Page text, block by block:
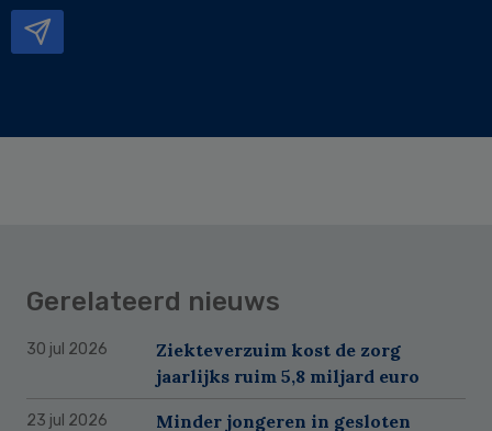
Gerelateerd nieuws
30 jul 2026
Ziekteverzuim kost de zorg
jaarlijks ruim 5,8 miljard euro
23 jul 2026
Minder jongeren in gesloten